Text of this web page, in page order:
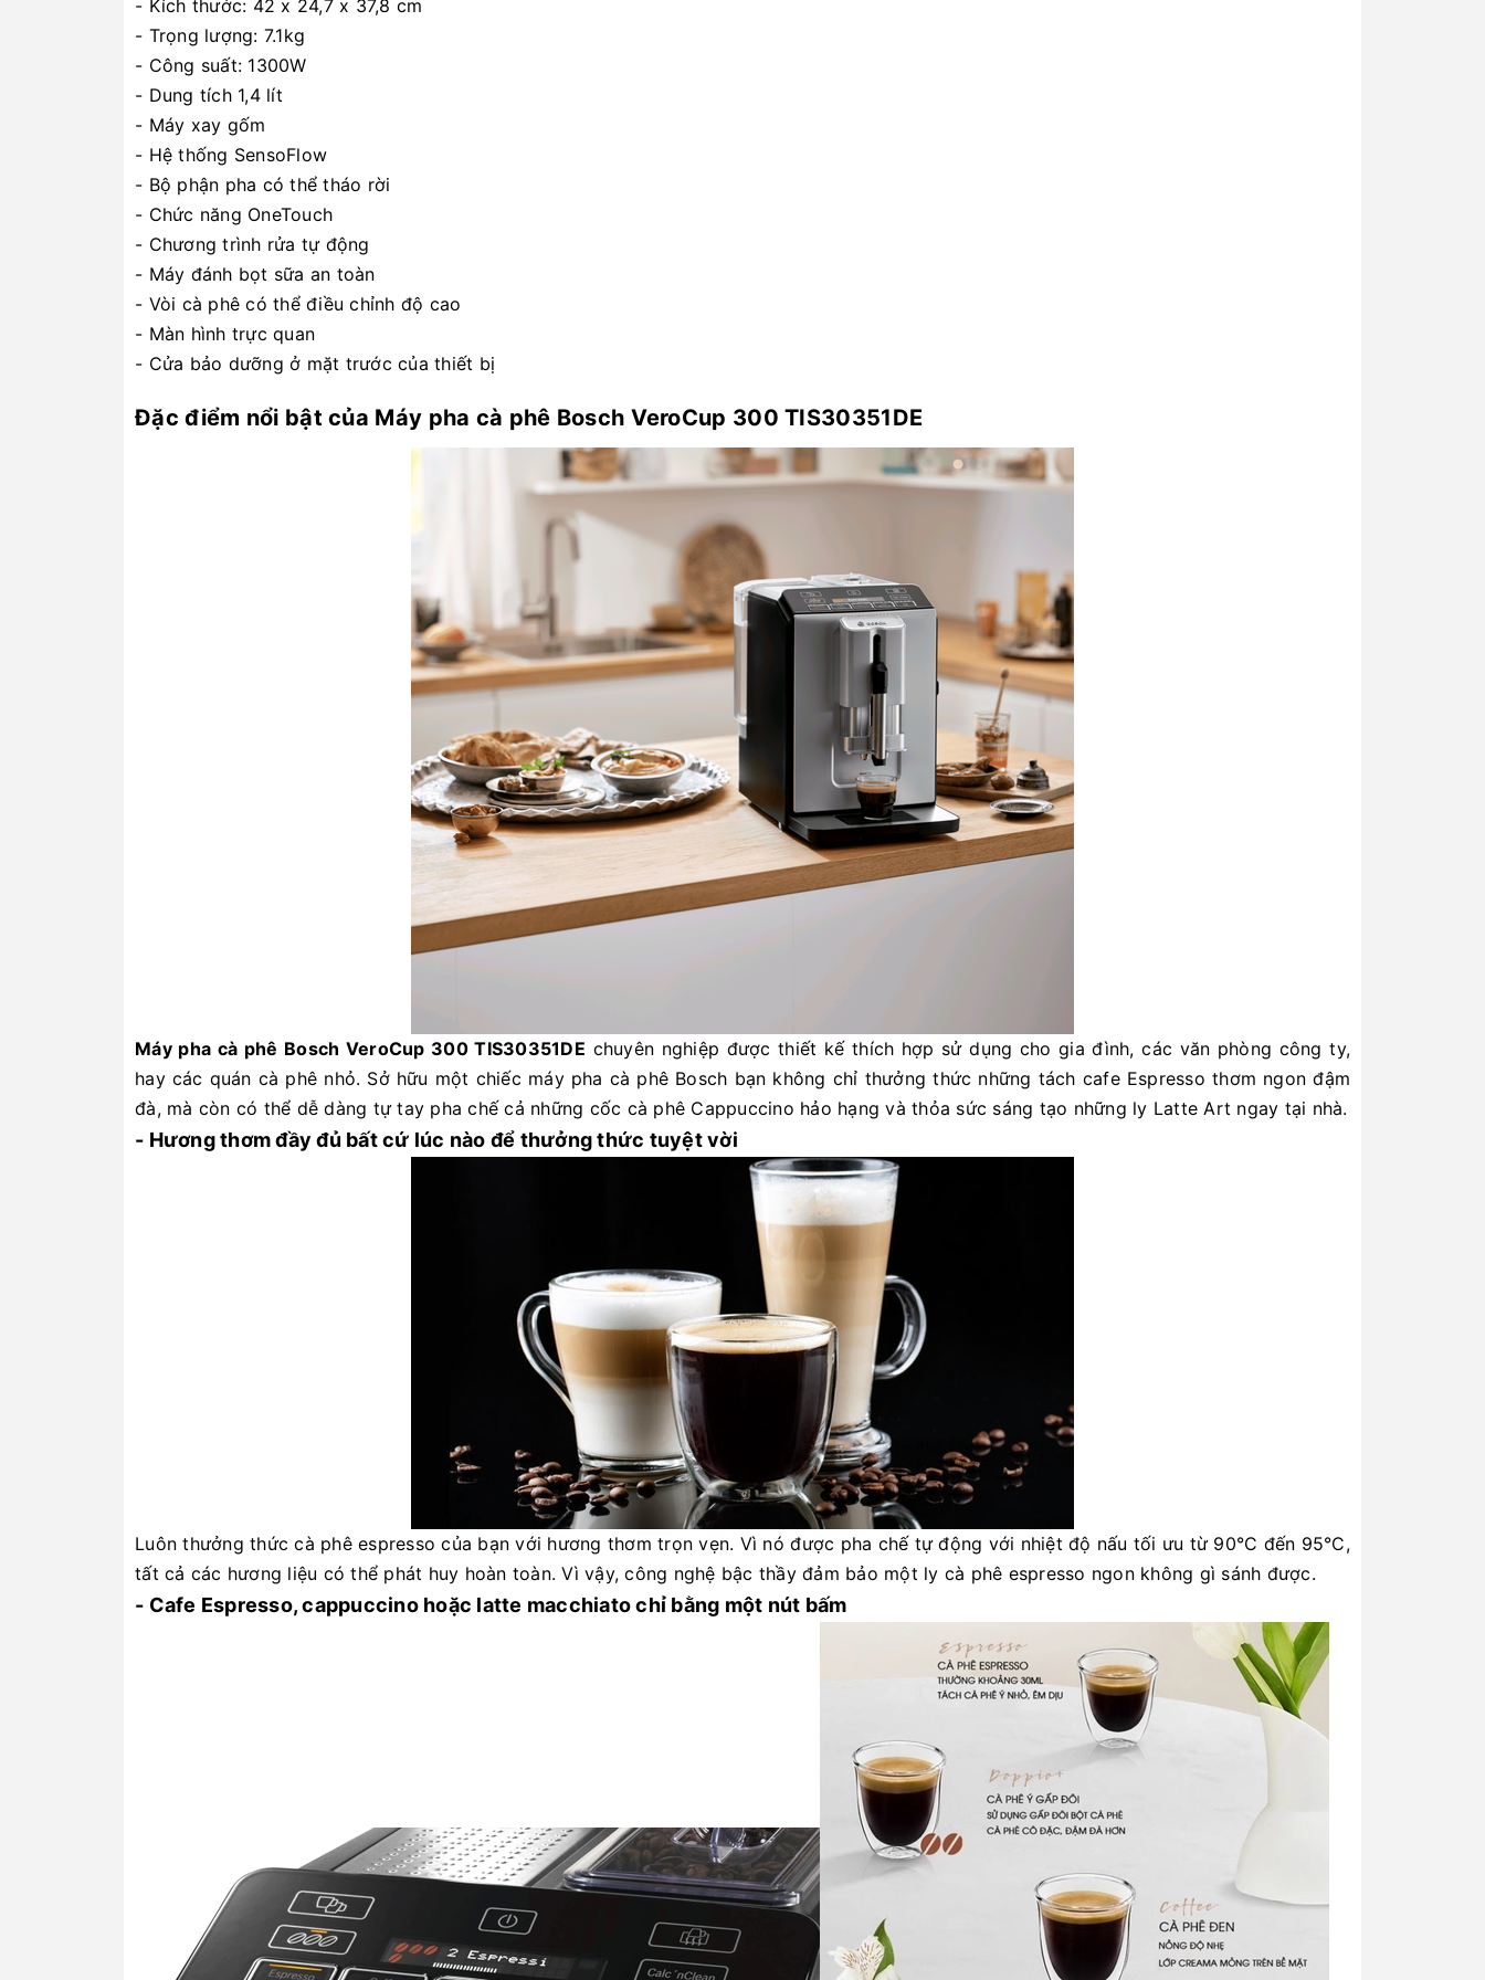
- Kích thước: 42 x 24,7 x 37,8 cm
- Trọng lượng: 7.1kg
- Công suất: 1300W
- Dung tích 1,4 lít
- Máy xay gốm
- Hệ thống SensoFlow
- Bộ phận pha có thể tháo rời
- Chức năng OneTouch
- Chương trình rửa tự động
- Máy đánh bọt sữa an toàn
- Vòi cà phê có thể điều chỉnh độ cao
- Màn hình trực quan
- Cửa bảo dưỡng ở mặt trước của thiết bị
Đặc điểm nổi bật của Máy pha cà phê Bosch VeroCup 300 TIS30351DE
Máy pha cà phê Bosch VeroCup 300 TIS30351DE chuyên nghiệp được thiết kế thích hợp sử dụng cho gia đình, các văn phòng công ty,
hay các quán cà phê nhỏ. Sở hữu một chiếc máy pha cà phê Bosch bạn không chỉ thưởng thức những tách cafe Espresso thơm ngon đậm
đà, mà còn có thể dễ dàng tự tay pha chế cả những cốc cà phê Cappuccino hảo hạng và thỏa sức sáng tạo những ly Latte Art ngay tại nhà.
- Hương thơm đầy đủ bất cứ lúc nào để thưởng thức tuyệt vời
Luôn thưởng thức cà phê espresso của bạn với hương thơm trọn vẹn. Vì nó được pha chế tự động với nhiệt độ nấu tối ưu từ 90°C đến 95°C,
tất cả các hương liệu có thể phát huy hoàn toàn. Vì vậy, công nghệ bậc thầy đảm bảo một ly cà phê espresso ngon không gì sánh được.
- Cafe Espresso, cappuccino hoặc latte macchiato chỉ bằng một nút bấm